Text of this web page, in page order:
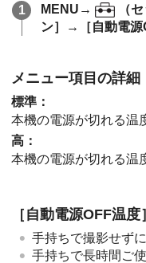
MENU → （
ン］
→ ［自動電
メニュー項目の詳細
標準 ：
本機の電源が切れる温
高 ：
本機の電源が切れる温
［自動電源OFF温度］
手持ちで撮影せず
手持ちで長時間ご